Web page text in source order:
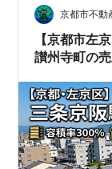
京都市不動
【京都市左
讃州寺町の